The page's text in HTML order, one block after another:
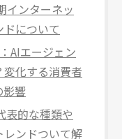
インターネッ
ドについて
AIエージェン
化する消費者
影響
表的な種類や
レンドついて解